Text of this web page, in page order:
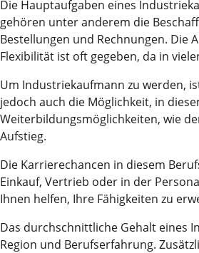
Die Hauptaufgaben eines
gehören unter anderem die
Bestellungen und Rechnungen. Die
Flexibilität ist oft gegeben, da in
Um Industriekaufmann zu werden,
jedoch auch die Möglichkeit, in
Weiterbildungsmöglichkeiten, wie
Aufstieg.
Die Karrierechancen in diesem
Einkauf, Vertrieb oder in der
Ihnen helfen, Ihre Fähigkeiten zu
Das durchschnittliche Gehalt eines
Region und Berufserfahrung.